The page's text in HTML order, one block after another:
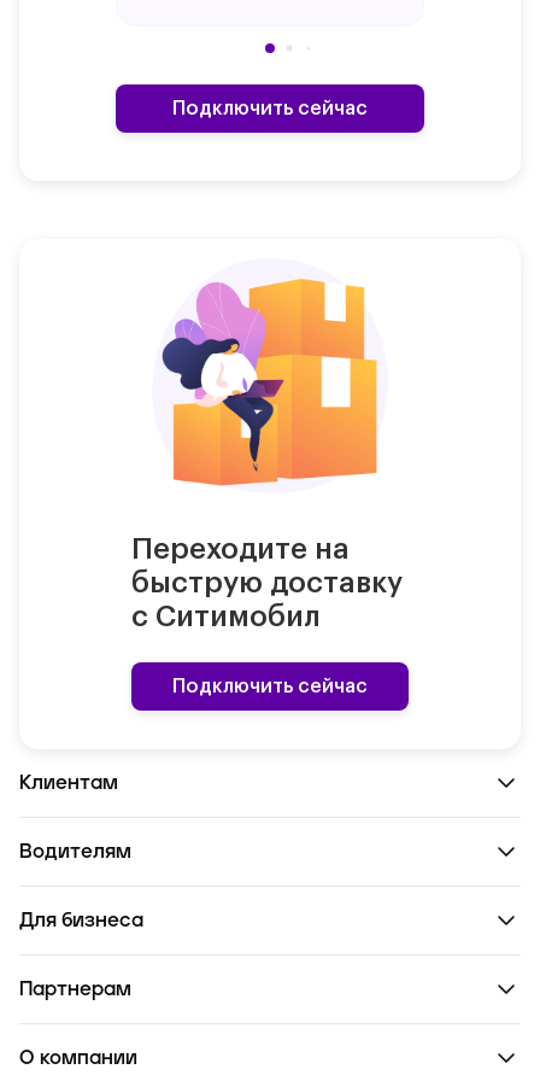
Подключить сейчас
Переходите на
быструю доставку
с Ситимобил
Подключить сейчас
Клиентам
Водителям
Для бизнеса
Партнерам
О компании